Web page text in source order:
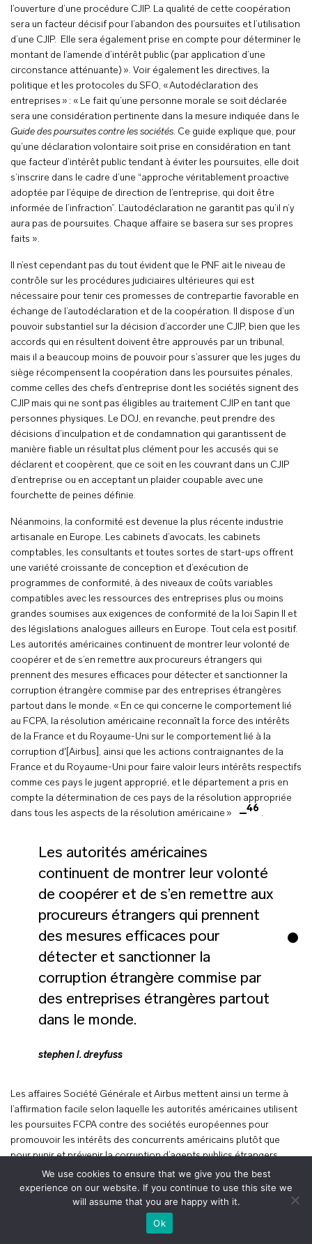
l’ouverture d’une procédure CJIP. La qualité de cette coopération
sera un facteur décisif pour l’abandon des poursuites et l’utilisation
d’une CJIP. Elle sera également prise en compte pour déterminer le
montant de l’amende d’intérêt public (par application d’une
circonstance atténuante) ». Voir également les directives, la
politique et les protocoles du SFO, « Autodéclaration des
entreprises » : « Le fait qu’une personne morale se soit déclarée
sera une considération pertinente dans la mesure indiquée dans le
Guide des poursuites contre les sociétés. Ce guide explique que, pour
qu’une déclaration volontaire soit prise en considération en tant
que facteur d’intérêt public tendant à éviter les poursuites, elle doit
s’inscrire dans le cadre d’une “approche véritablement proactive
adoptée par l’équipe de direction de l’entreprise, qui doit être
informée de l’infraction”. L’autodéclaration ne garantit pas qu’il n’y
aura pas de poursuites. Chaque affaire se basera sur ses propres
faits ».
Il n’est cependant pas du tout évident que le PNF ait le niveau de
contrôle sur les procédures judiciaires ultérieures qui est
nécessaire pour tenir ces promesses de contrepartie favorable en
échange de l’autodéclaration et de la coopération. Il dispose d’un
pouvoir substantiel sur la décision d’accorder une CJIP, bien que les
accords qui en résultent doivent être approuvés par un tribunal,
mais il a beaucoup moins de pouvoir pour s’assurer que les juges du
siège récompensent la coopération dans les poursuites pénales,
comme celles des chefs d’entreprise dont les sociétés signent des
CJIP mais qui ne sont pas éligibles au traitement CJIP en tant que
personnes physiques. Le DOJ, en revanche, peut prendre des
décisions d’inculpation et de condamnation qui garantissent de
manière fiable un résultat plus clément pour les accusés qui se
déclarent et coopèrent, que ce soit en les couvrant dans un CJIP
d’entreprise ou en acceptant un plaider coupable avec une
fourchette de peines définie.
Néanmoins, la conformité est devenue la plus récente industrie
artisanale en Europe. Les cabinets d’avocats, les cabinets
comptables, les consultants et toutes sortes de start-ups offrent
une variété croissante de conception et d’exécution de
programmes de conformité, à des niveaux de coûts variables
compatibles avec les ressources des entreprises plus ou moins
grandes soumises aux exigences de conformité de la loi Sapin II et
des législations analogues ailleurs en Europe. Tout cela est positif.
Les autorités américaines continuent de montrer leur volonté de
coopérer et de s’en remettre aux procureurs étrangers qui
prennent des mesures efficaces pour détecter et sanctionner la
corruption étrangère commise par des entreprises étrangères
partout dans le monde. « En ce qui concerne le comportement lié
au FCPA, la résolution américaine reconnaît la force des intérêts
de la France et du Royaume-Uni sur le comportement lié à la
corruption d'[Airbus], ainsi que les actions contraignantes de la
France et du Royaume-Uni pour faire valoir leurs intérêts respectifs
comme ces pays le jugent approprié, et le département a pris en
compte la détermination de ces pays de la résolution appropriée
dans tous les aspects de la résolution américaine »
46 .
Les autorités américaines
continuent de montrer leur volonté
de coopérer et de s’en remettre aux
procureurs étrangers qui prennent
des mesures efficaces pour
détecter et sanctionner la
corruption étrangère commise par
des entreprises étrangères partout
dans le monde.
stephen l. dreyfuss
Les affaires Société Générale et Airbus mettent ainsi un terme à
l’affirmation facile selon laquelle les autorités américaines utilisent
les poursuites FCPA contre des sociétés européennes pour
promouvoir les intérêts des concurrents américains plutôt que
pour punir et prévenir la corruption d’agents publics étrangers.
Dans l’affaire Airbus, le sacrifice de 1,8 milliard de dollars en
espèces par le DOJ démontre son respect pour son homologue
français. Comme l’a observé Le Figaro en rapportant la résolution
Airbus : « Les Américains ont pu s’assurer du sérieux et de la
profondeur du travail de leurs homologues européens. La sévérité
+
We use cookies to ensure that we give you the best
experience on our website. If you continue to use this site we
will assume that you are happy with it.
Ok